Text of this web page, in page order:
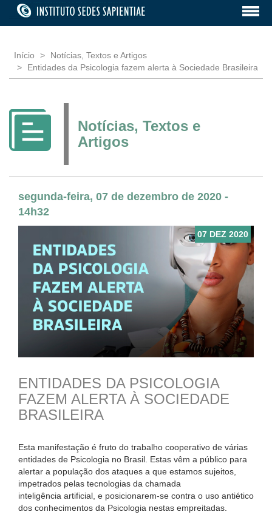
Início
Notícias, Textos e Artigos
Entidades da Psicologia fazem alerta à Sociedade Brasileira
Notícias, Textos e
Artigos
segunda-feira, 07 de dezembro de 2020 -
14h32
07 DEZ 2020
ENTIDADES DA PSICOLOGIA
FAZEM ALERTA À SOCIEDADE
BRASILEIRA
Esta manifestação é fruto do trabalho cooperativo de várias
entidades de Psicologia no Brasil. Estas vêm a público para
alertar a população dos ataques a que estamos sujeitos,
impetrados pelas tecnologias da chamada
inteligência artificial, e posicionarem-se contra o uso antiético
dos conhecimentos da Psicologia nestas empreitadas.